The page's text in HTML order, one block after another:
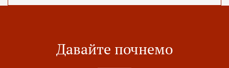
Давайте почнемо